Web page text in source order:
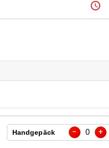
Handgepäck − 0 +